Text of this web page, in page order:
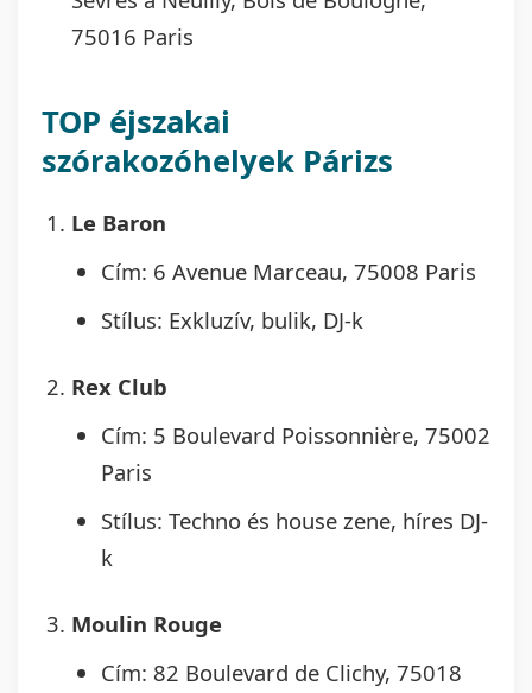
75016 Paris
TOP éjszakai
szórakozóhelyek Párizs
Le Baron
Cím: 6 Avenue Marceau, 75008 Paris
Stílus: Exkluzív, bulik, DJ-k
Rex Club
Cím: 5 Boulevard Poissonnière, 75002
Paris
Stílus: Techno és house zene, híres DJ-
k
Moulin Rouge
Cím: 82 Boulevard de Clichy, 75018